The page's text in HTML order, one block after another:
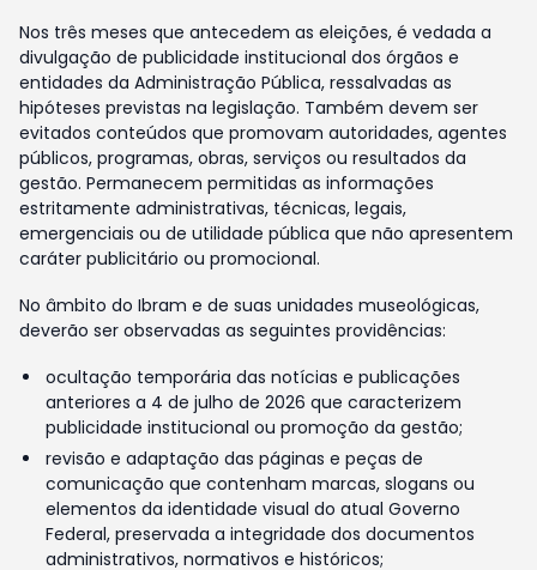
Nos três meses que antecedem as eleições, é vedada a
divulgação de publicidade institucional dos órgãos e
entidades da Administração Pública, ressalvadas as
hipóteses previstas na legislação. Também devem ser
evitados conteúdos que promovam autoridades, agentes
públicos, programas, obras, serviços ou resultados da
gestão. Permanecem permitidas as informações
estritamente administrativas, técnicas, legais,
emergenciais ou de utilidade pública que não apresentem
caráter publicitário ou promocional.
No âmbito do Ibram e de suas unidades museológicas,
deverão ser observadas as seguintes providências:
ocultação temporária das notícias e publicações
anteriores a 4 de julho de 2026 que caracterizem
publicidade institucional ou promoção da gestão;
revisão e adaptação das páginas e peças de
comunicação que contenham marcas, slogans ou
elementos da identidade visual do atual Governo
Federal, preservada a integridade dos documentos
administrativos, normativos e históricos;